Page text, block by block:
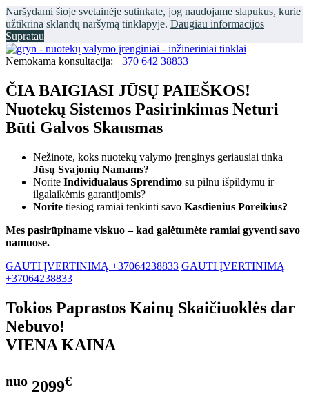
Naršydami šioje svetainėje sutinkate, jog naudojame slapukus, kurie
užtikrina sklandų naršymą tinklapyje. Daugiau informacijos
Supratau
Nemokama konsultacija: +370 642 38833
ČIA BAIGIASI JŪSŲ PAIEŠKOS!
Nuotekų Sistemos Pasirinkimas Neturi
Būti Galvos Skausmas
Nežinote, koks nuotekų valymo įrenginys geriausiai tinka
Jūsų Svajonių Namams?
Norite Individualaus Sprendimo su pilnu išpildymu ir
ilgalaikėmis garantijomis?
Norite tiesiog ramiai tenkinti savo Kasdienius Poreikius?
Mes pasirūpiname viskuo – kad galėtumėte ramiai gyventi savo
namuose.
GAUTI ĮVERTINIMĄ +37064238833 GAUTI ĮVERTINIMĄ
+37064238833
Tokios Paprastos Kainų Skaičiuoklės dar
Nebuvo!
VIENA KAINA
nuo 2099€